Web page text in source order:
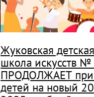
Жуковская детская
школа искусств
ПРОДОЛЖАЕТ
детей на новый